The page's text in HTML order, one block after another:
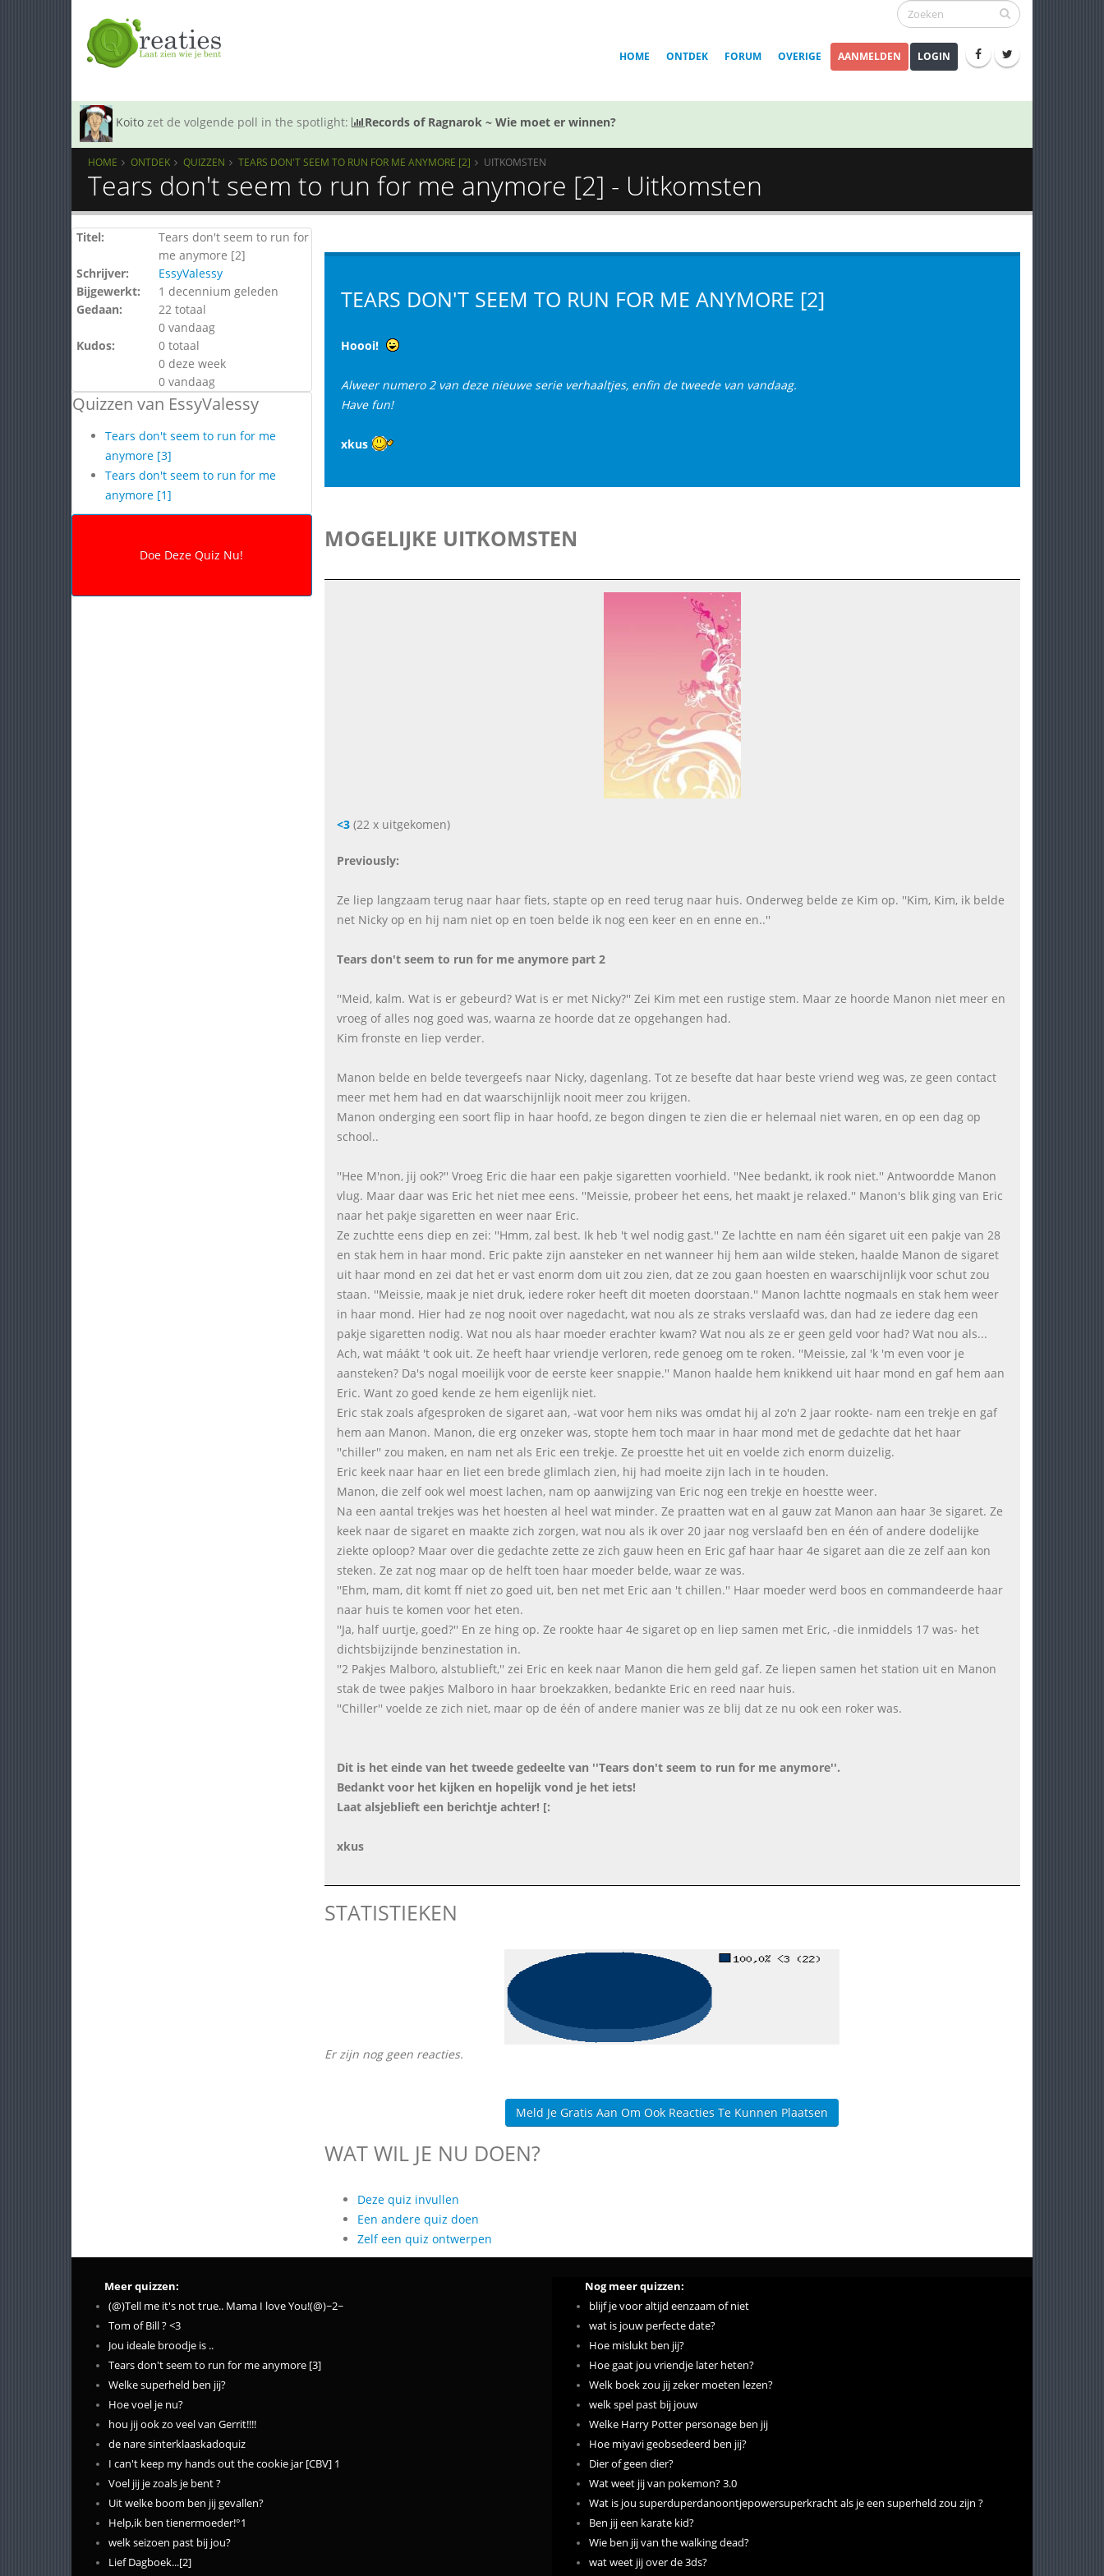
HOME ONTDEK FORUM OVERIGE AANMELDEN LOGIN
Koito zet de volgende poll in the spotlight: Records of Ragnarok ~ Wie moet er winnen?
HOME ONTDEK QUIZZEN TEARS DON'T SEEM TO RUN FOR ME ANYMORE [2] UITKOMSTEN
Tears don't seem to run for me anymore [2] - Uitkomsten
Titel:
Tears don't seem to run for
me anymore [2]
Schrijver:
EssyValessy
Bijgewerkt:
1 decennium geleden
Gedaan:
22 totaal
0 vandaag
Kudos:
0 totaal
0 deze week
0 vandaag
Quizzen van EssyValessy
Tears don't seem to run for me
anymore [3]
Tears don't seem to run for me
anymore [1]
TEARS DON'T SEEM TO RUN FOR ME ANYMORE [2]
Hoooi!
Alweer numero 2 van deze nieuwe serie verhaaltjes, enfin de tweede van vandaag.
Have fun!
xkus
MOGELIJKE UITKOMSTEN
<3(22 x uitgekomen)
Previously:
Ze liep langzaam terug naar haar fiets, stapte op en reed terug naar huis. Onderweg belde ze Kim op. ''Kim, Kim, ik belde
net Nicky op en hij nam niet op en toen belde ik nog een keer en en enne en..''
Tears don't seem to run for me anymore part 2
''Meid, kalm. Wat is er gebeurd? Wat is er met Nicky?'' Zei Kim met een rustige stem. Maar ze hoorde Manon niet meer en
vroeg of alles nog goed was, waarna ze hoorde dat ze opgehangen had.
Kim fronste en liep verder.
Manon belde en belde tevergeefs naar Nicky, dagenlang. Tot ze besefte dat haar beste vriend weg was, ze geen contact
meer met hem had en dat waarschijnlijk nooit meer zou krijgen.
Manon onderging een soort flip in haar hoofd, ze begon dingen te zien die er helemaal niet waren, en op een dag op
school..
''Hee M'non, jij ook?'' Vroeg Eric die haar een pakje sigaretten voorhield. ''Nee bedankt, ik rook niet.'' Antwoordde Manon
vlug. Maar daar was Eric het niet mee eens. ''Meissie, probeer het eens, het maakt je relaxed.'' Manon's blik ging van Eric
naar het pakje sigaretten en weer naar Eric.
Ze zuchtte eens diep en zei: ''Hmm, zal best. Ik heb 't wel nodig gast.'' Ze lachtte en nam één sigaret uit een pakje van 28
en stak hem in haar mond. Eric pakte zijn aansteker en net wanneer hij hem aan wilde steken, haalde Manon de sigaret
uit haar mond en zei dat het er vast enorm dom uit zou zien, dat ze zou gaan hoesten en waarschijnlijk voor schut zou
staan. ''Meissie, maak je niet druk, iedere roker heeft dit moeten doorstaan.'' Manon lachtte nogmaals en stak hem weer
in haar mond. Hier had ze nog nooit over nagedacht, wat nou als ze straks verslaafd was, dan had ze iedere dag een
pakje sigaretten nodig. Wat nou als haar moeder erachter kwam? Wat nou als ze er geen geld voor had? Wat nou als...
Ach, wat máákt 't ook uit. Ze heeft haar vriendje verloren, rede genoeg om te roken. ''Meissie, zal 'k 'm even voor je
aansteken? Da's nogal moeilijk voor de eerste keer snappie.'' Manon haalde hem knikkend uit haar mond en gaf hem aan
Eric. Want zo goed kende ze hem eigenlijk niet.
Eric stak zoals afgesproken de sigaret aan, -wat voor hem niks was omdat hij al zo'n 2 jaar rookte- nam een trekje en gaf
hem aan Manon. Manon, die erg onzeker was, stopte hem toch maar in haar mond met de gedachte dat het haar
''chiller'' zou maken, en nam net als Eric een trekje. Ze proestte het uit en voelde zich enorm duizelig.
Eric keek naar haar en liet een brede glimlach zien, hij had moeite zijn lach in te houden.
Manon, die zelf ook wel moest lachen, nam op aanwijzing van Eric nog een trekje en hoestte weer.
Na een aantal trekjes was het hoesten al heel wat minder. Ze praatten wat en al gauw zat Manon aan haar 3e sigaret. Ze
keek naar de sigaret en maakte zich zorgen, wat nou als ik over 20 jaar nog verslaafd ben en één of andere dodelijke
ziekte oploop? Maar over die gedachte zette ze zich gauw heen en Eric gaf haar haar 4e sigaret aan die ze zelf aan kon
steken. Ze zat nog maar op de helft toen haar moeder belde, waar ze was.
''Ehm, mam, dit komt ff niet zo goed uit, ben net met Eric aan 't chillen.'' Haar moeder werd boos en commandeerde haar
naar huis te komen voor het eten.
''Ja, half uurtje, goed?'' En ze hing op. Ze rookte haar 4e sigaret op en liep samen met Eric, -die inmiddels 17 was- het
dichtsbijzijnde benzinestation in.
''2 Pakjes Malboro, alstublieft,'' zei Eric en keek naar Manon die hem geld gaf. Ze liepen samen het station uit en Manon
stak de twee pakjes Malboro in haar broekzakken, bedankte Eric en reed naar huis.
''Chiller'' voelde ze zich niet, maar op de één of andere manier was ze blij dat ze nu ook een roker was.
Dit is het einde van het tweede gedeelte van ''Tears don't seem to run for me anymore''.
Bedankt voor het kijken en hopelijk vond je het iets!
Laat alsjeblieft een berichtje achter! [:
xkus
STATISTIEKEN
Er zijn nog geen reacties.
Meld Je Gratis Aan Om Ook Reacties Te Kunnen Plaatsen
WAT WIL JE NU DOEN?
Deze quiz invullen
Een andere quiz doen
Zelf een quiz ontwerpen
Meer quizzen:
(@)Tell me it's not true.. Mama I love You!(@)~2~
Tom of Bill ? <3
Jou ideale broodje is ..
Tears don't seem to run for me anymore [3]
Welke superheld ben jij?
Hoe voel je nu?
hou jij ook zo veel van Gerrit!!!!
de nare sinterklaaskadoquiz
I can't keep my hands out the cookie jar [CBV] 1
Voel jij je zoals je bent ?
Uit welke boom ben jij gevallen?
Help,ik ben tienermoeder!°1
welk seizoen past bij jou?
Lief Dagboek...[2]
Nog meer quizzen:
blijf je voor altijd eenzaam of niet
wat is jouw perfecte date?
Hoe mislukt ben jij?
Hoe gaat jou vriendje later heten?
Welk boek zou jij zeker moeten lezen?
welk spel past bij jouw
Welke Harry Potter personage ben jij
Hoe miyavi geobsedeerd ben jij?
Dier of geen dier?
Wat weet jij van pokemon? 3.0
Wat is jou superduperdanoontjepowersuperkracht als je een superheld zou zijn ?
Ben jij een karate kid?
Wie ben jij van the walking dead?
wat weet jij over de 3ds?